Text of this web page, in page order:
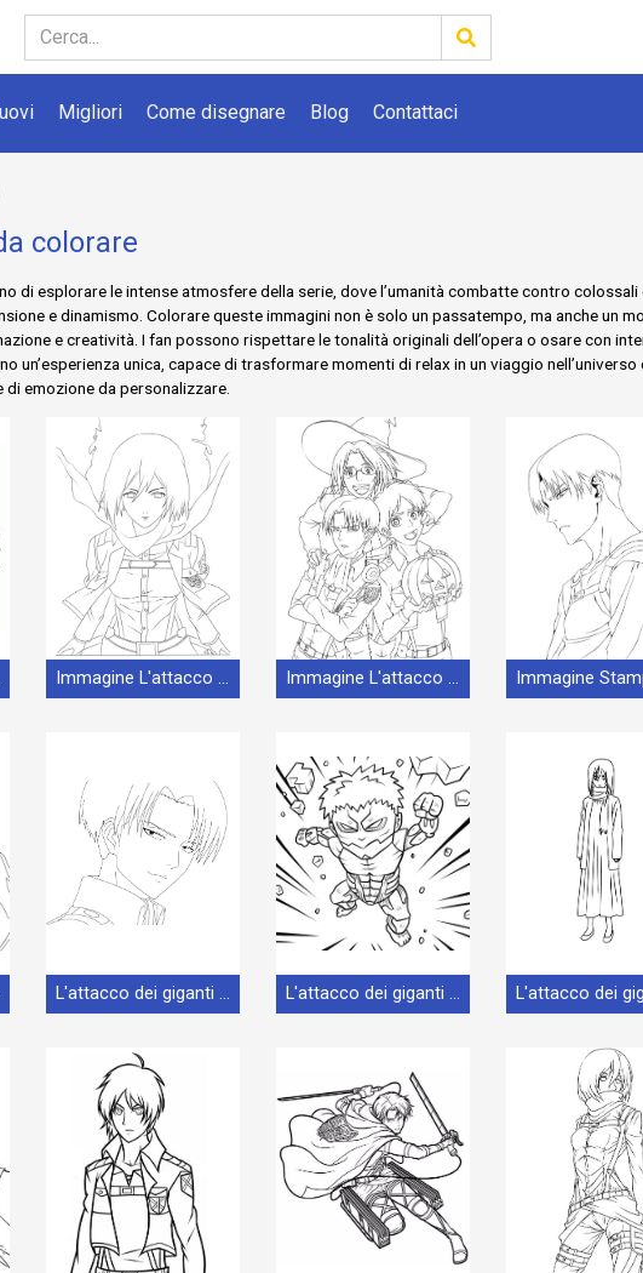
Migliori Come disegnare Blog Contattaci
colorare
di esplorare le intense atmosfere della serie, dove l’umanità combatte contro
e dinamismo. Colorare queste immagini non è solo un passatempo, ma anche un
e creatività. I fan possono rispettare le tonalità originali dell’opera o osare con
unica, capace di trasformare momenti di relax in un viaggio
emozione da personalizzare.
Immagine L'attacco dei giganti Stampabile Immagine L'attacco dei giganti
L'attacco dei giganti Libero Stampabile L'attacco dei giganti Libero